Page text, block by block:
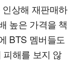
상해 재판매하
높은 가격을 책
BTS 멤버들도
피해를 보지 않